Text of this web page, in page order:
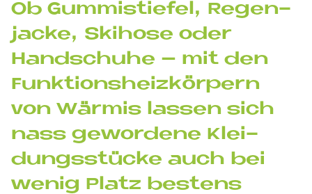
Ob Gum­mi­stie­fel, Re­gen­
jacke, Ski­ho­se oder
Hand­schu­he – mit den
Funk­ti­ons­heiz­kör­pern
von Wär­mis las­sen sich
nass ge­wor­de­ne Klei­
dungs­stücke auch bei
we­nig Pla­tz be­stens